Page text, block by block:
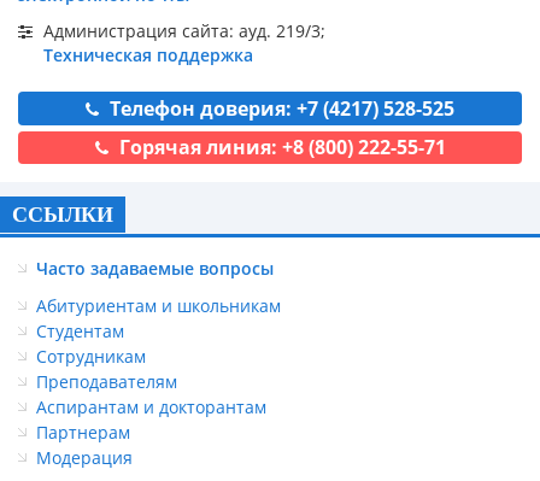
Администрация сайта: ауд. 219/3;
Техническая поддержка
Телефон доверия: +7 (4217) 528-525
Горячая линия: +8 (800) 222-55-71
ССЫЛКИ
Часто задаваемые вопросы
Абитуриентам и школьникам
Студентам
Сотрудникам
Преподавателям
Аспирантам и докторантам
Партнерам
Модерация